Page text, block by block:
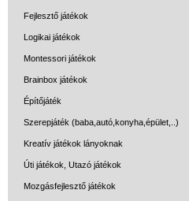
Fejlesztő játékok
Logikai játékok
Montessori játékok
Brainbox játékok
Építőjáték
Szerepjáték (baba,autó,konyha,épület,..)
Kreatív játékok lányoknak
Úti játékok, Utazó játékok
Mozgásfejlesztő játékok